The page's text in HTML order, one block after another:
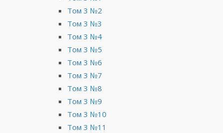
Том 3 №2
Том 3 №3
Том 3 №4
Том 3 №5
Том 3 №6
Том 3 №7
Том 3 №8
Том 3 №9
Том 3 №10
Том 3 №11